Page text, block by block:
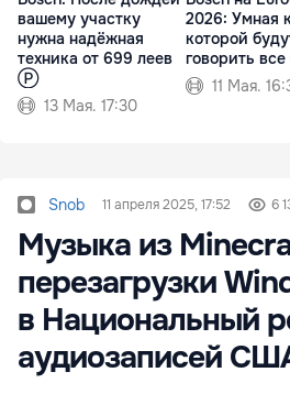
вашему участку
нужна надёжная
техника от 699 леев
Ⓟ
13 Мая. 17:30
2026: Умная
которой
говорить
11 Мая.
Snob 11 апреля 2025, 17:52 6
Музыка из
перезагрузки
в Национальный
аудиозаписей